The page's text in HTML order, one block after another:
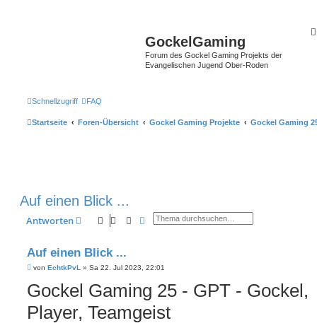
GockelGaming
Forum des Gockel Gaming Projekts der
Evangelischen Jugend Ober-Roden
Schnellzugriff FAQ
Startseite Foren-Übersicht Gockel Gaming Projekte Gockel Gaming
Auf einen Blick ...
Antworten SucheErweiterte Suche
Auf einen Blick ...
B
i
a
von EchtkPvL » Sa 22. Jul 2023, 22:01
Gockel Gaming 25 - GPT - Gockel,
Player, Teamgeist